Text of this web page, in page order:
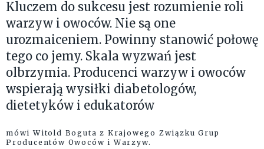
Kluczem do sukcesu jest rozumienie roli
warzyw i owoców. Nie są one
urozmaiceniem. Powinny stanowić połowę
tego co jemy. Skala wyzwań jest
olbrzymia. Producenci warzyw i owoców
wspierają wysiłki diabetologów,
dietetyków i edukatorów
mówi Witold Boguta z Krajowego Związku Grup
Producentów Owoców i Warzyw.